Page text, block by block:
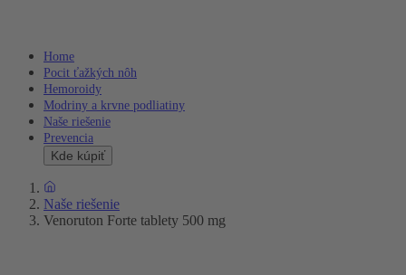
Home
Pocit ťažkých nôh
Hemoroidy
Modriny a krvne podliatiny
Naše riešenie
Prevencia
Kde kúpiť
Naše riešenie
Venoruton Forte tablety 500 mg